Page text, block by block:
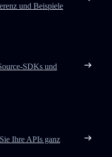
und Beispiele
SDKs und
Ihre APIs ganz